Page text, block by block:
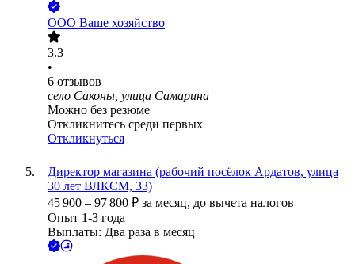
ООО Ваше хозяйство
3.3
•
6 отзывов
село Саконы, улица Самарина
Можно без резюме
Откликнитесь среди первых
Откликнуться
Директор магазина (рабочий посёлок Ардатов, улица
30 лет ВЛКСМ, 33)
45 900 – 97 800 ₽ за месяц, до вычета налогов
Опыт 1-3 года
Выплаты: Два раза в месяц